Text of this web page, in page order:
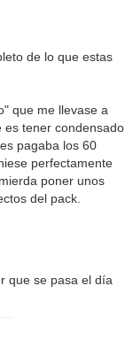
de lo que estas
que me llevase a
es tener condensado
pagaba los 60
perfectamente
poner unos
del pack.
que se pasa el día